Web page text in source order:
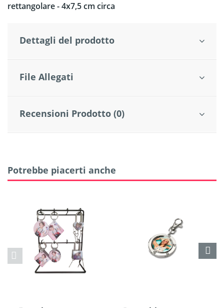
rettangolare - 4x7,5 cm circa
Dettagli del prodotto
File Allegati
Recensioni Prodotto (0)
Potrebbe piacerti anche